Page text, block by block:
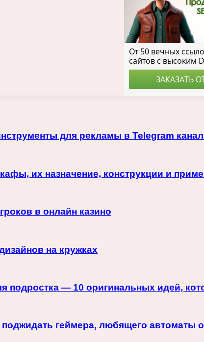
для рекламы в Telegram
их назначение, конструкции и
в онлайн казино
на кружках
подростка — 10 оригинальных идей,
поджидать геймера, любящего автоматы